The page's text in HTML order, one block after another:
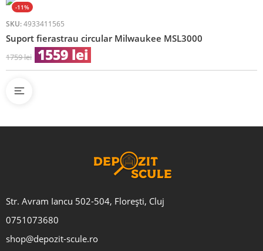
-11%
SKU: 4933411565
Suport fierastrau circular Milwaukee MSL3000
1759lei 1559 lei
Str. Avram Iancu 502-504, Florești, Cluj
0751073680
shop@depozit-scule.ro